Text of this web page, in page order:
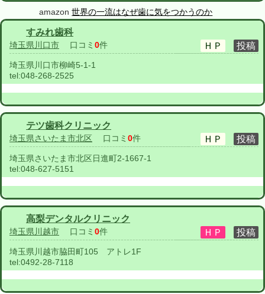
amazon世界の一流はなぜ歯に気をつかうのか
すみれ歯科
埼玉県川口市 口コミ 0件
埼玉県川口市柳崎5-1-1
tel:048-268-2525
テツ歯科クリニック
埼玉県さいたま市北区 口コミ 0件
埼玉県さいたま市北区日進町2-1667-1
tel:048-627-5151
高梨デンタルクリニック
埼玉県川越市 口コミ 0件
埼玉県川越市脇田町105 アトレ1F
tel:0492-28-7118